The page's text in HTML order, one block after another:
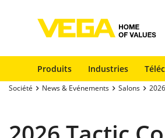
Produits Industries
Société News & Evénements Salons